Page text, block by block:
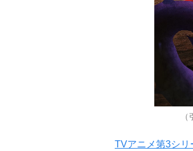
TVアニメ第3シリ